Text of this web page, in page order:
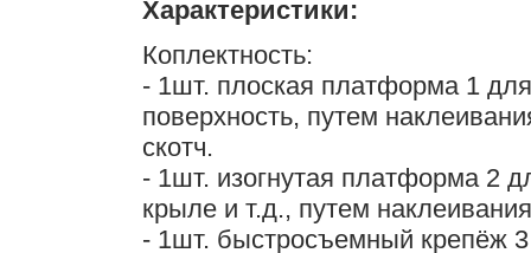
Характеристики:
Коплектность:
- 1шт. плоская платформа 1
поверхность, путем
скотч.
- 1шт. изогнутая платформа 2
крыле и т.д., путем
- 1шт. быстросъемный крепёж